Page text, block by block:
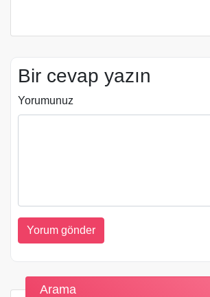
Bir cevap yazın
Yorumunuz
Arama